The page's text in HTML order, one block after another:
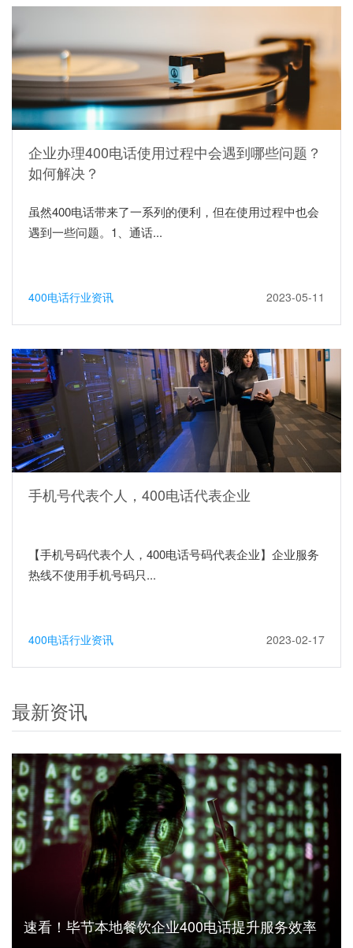
企业办理400电话使用过程中会遇到哪些问题？
如何解决？
虽然400电话带来了一系列的便利，但在使用过程中也会
遇到一些问题。1、通话...
400电话行业资讯 2023-05-11
手机号代表个人，400电话代表企业
【手机号码代表个人，400电话号码代表企业】企业服务
热线不使用手机号码只...
400电话行业资讯 2023-02-17
最新资讯
速看！毕节本地餐饮企业400电话提升服务效率